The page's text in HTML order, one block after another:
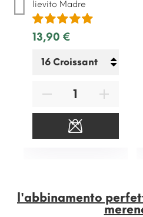
lievito Madre
13,90 €
l'abbinamento